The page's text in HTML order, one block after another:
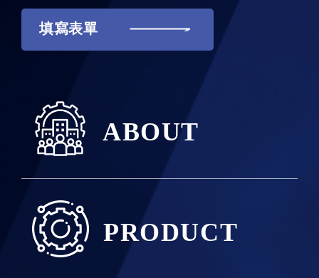
填寫表單
ABOUT
PRODUCT